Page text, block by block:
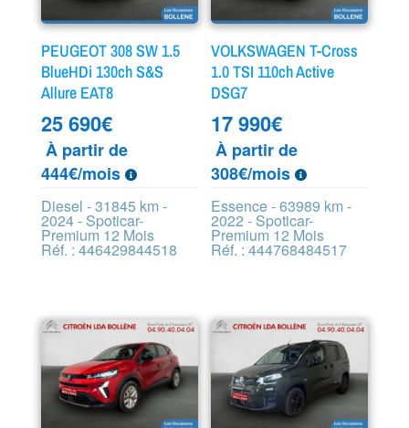
PEUGEOT 308 SW 1.5
BlueHDi 130ch S&S
Allure EAT8
25 690€
À partir de
444€/mois
Diesel - 31845 km -
2024 - Spoticar-
Premium 12 Mois
Réf. : 446429844518
VOLKSWAGEN T-Cross
1.0 TSI 110ch Active
DSG7
17 990€
À partir de
308€/mois
Essence - 63989 km -
2022 - Spoticar-
Premium 12 Mois
Réf. : 444768484517